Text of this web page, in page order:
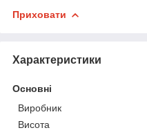
Приховати
Характеристики
Основні
Виробник
Висота